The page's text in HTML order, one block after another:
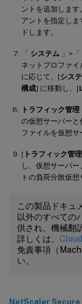
ントを追加します
アントを指定し
ドします。
「 システム 」>「
ネットプロファ
に応じて、[シス
構成] に移動し、[
トラフィック管理
の仮想サーバーと
ファイルを仮想サ
[ トラフィック管理
し、仮想サーバ
トの負荷分散仮想
この製品ドキュ
以外のすべての
供され、機械翻
詳しくは、
免責事項（
い。
NetScaler Secure